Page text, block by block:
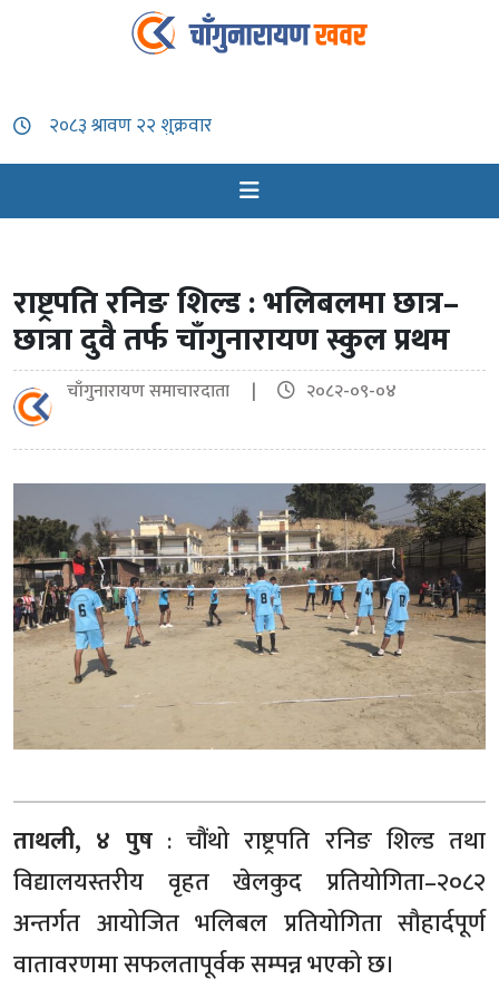
राष्ट्रपति रनिङ शिल्ड : भलिबलमा छात्र–
छात्रा दुवै तर्फ चाँगुनारायण स्कुल प्रथम
चाँगुनारायण समाचारदाता | २०८२-०९-०४
ताथली, ४ पुष : चौंथो राष्ट्रपति रनिङ शिल्ड तथा
विद्यालयस्तरीय वृहत खेलकुद प्रतियोगिता–२०८२
अन्तर्गत आयोजित भलिबल प्रतियोगिता सौहार्दपूर्ण
वातावरणमा सफलतापूर्वक सम्पन्न भएको छ।